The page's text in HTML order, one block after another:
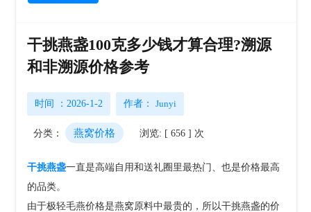
干挑燕盏100克多少钱才算合理?溯源
和非溯源价格参考
时间 ：2026-1-2 作者：Junyi
分类： 燕窝价格 浏览: [ 656 ] 次
干挑燕盏一直是高端自用和送礼圈里最热门、也是价格最高
的品类。
由于极轻毛燕价格是燕窝原料中最贵的，所以干挑燕盏的价